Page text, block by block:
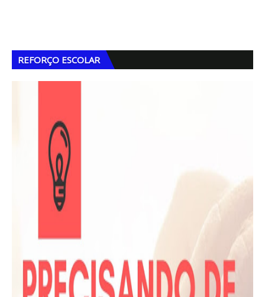
REFORÇO ESCOLAR